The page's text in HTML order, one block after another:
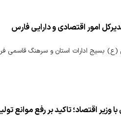
امور اقتصادی و دارایی فارس
(ع) بسیج ادارات استان و سرهنگ قاسمی
وزیر اقتصاد؛ تاکید بر رفع موانع